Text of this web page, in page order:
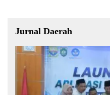
Jurnal Daerah